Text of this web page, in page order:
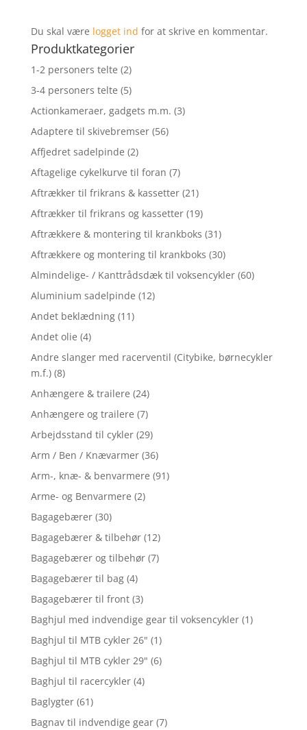
Du skal være logget ind for at skrive en kommentar.
Produktkategorier
1-2 personers telte (2)
3-4 personers telte (5)
Actionkameraer, gadgets m.m. (3)
Adaptere til skivebremser (56)
Affjedret sadelpinde (2)
Aftagelige cykelkurve til foran (7)
Aftrækker til frikrans & kassetter (21)
Aftrækker til frikrans og kassetter (19)
Aftrækkere & montering til krankboks (31)
Aftrækkere og montering til krankboks (30)
Almindelige- / Kanttrådsdæk til voksencykler (60)
Aluminium sadelpinde (12)
Andet beklædning (11)
Andet olie (4)
Andre slanger med racerventil (Citybike, børnecykler
m.f.) (8)
Anhængere & trailere (24)
Anhængere og trailere (7)
Arbejdsstand til cykler (29)
Arm / Ben / Knævarmer (36)
Arm-, knæ- & benvarmere (91)
Arme- og Benvarmere (2)
Bagagebærer (30)
Bagagebærer & tilbehør (12)
Bagagebærer og tilbehør (7)
Bagagebærer til bag (4)
Bagagebærer til front (3)
Baghjul med indvendige gear til voksencykler (1)
Baghjul til MTB cykler 26" (1)
Baghjul til MTB cykler 29" (6)
Baghjul til racercykler (4)
Baglygter (61)
Bagnav til indvendige gear (7)